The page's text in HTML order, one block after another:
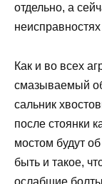
отдельно, а
Как и во всех
смазываемый
сальник
после стоянки
мостом будут
быть и такое,
ослабшие болты